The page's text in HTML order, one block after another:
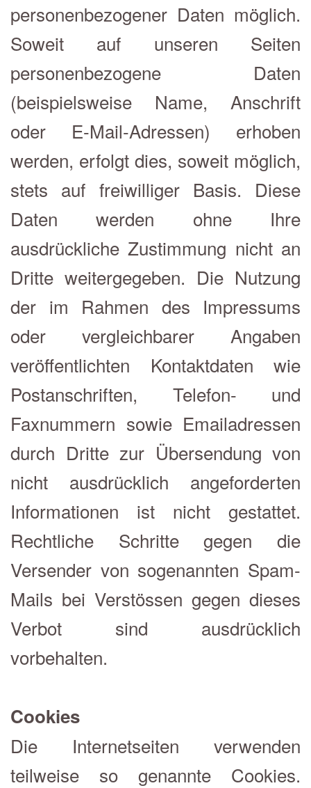
personenbezogener Daten möglich.
Soweit auf unseren Seiten
personenbezogene Daten
(beispielsweise Name, Anschrift
oder E-Mail-Adressen) erhoben
werden, erfolgt dies, soweit möglich,
stets auf freiwilliger Basis. Diese
Daten werden ohne Ihre
ausdrückliche Zustimmung nicht an
Dritte weitergegeben. Die Nutzung
der im Rahmen des Impressums
oder vergleichbarer Angaben
veröffentlichten Kontaktdaten wie
Postanschriften, Telefon- und
Faxnummern sowie Emailadressen
durch Dritte zur Übersendung von
nicht ausdrücklich angeforderten
Informationen ist nicht gestattet.
Rechtliche Schritte gegen die
Versender von sogenannten Spam-
Mails bei Verstössen gegen dieses
Verbot sind ausdrücklich
vorbehalten.
Cookies
Die Internetseiten verwenden
teilweise so genannte Cookies.